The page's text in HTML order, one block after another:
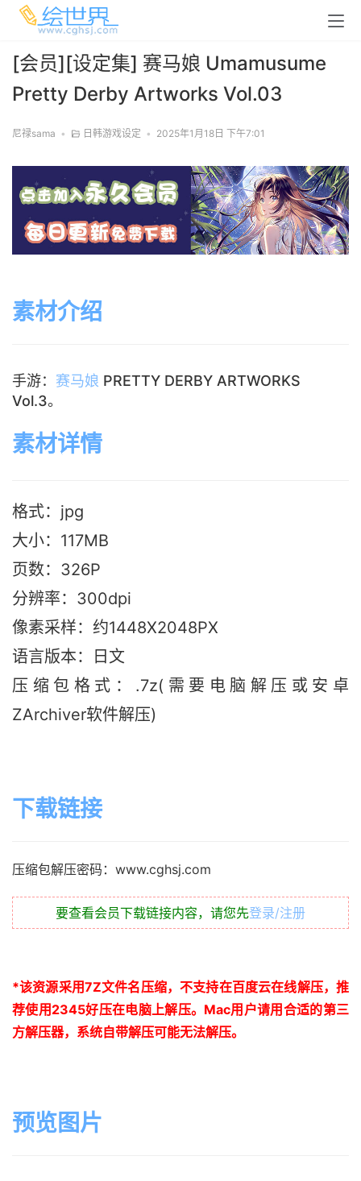
[会员][设定集] 赛马娘 Umamusume
Pretty Derby Artworks Vol.03
尼禄sama • 日韩游戏设定 • 2025年1月18日 下午7:01
素材介绍
手游： 赛马娘 PRETTY DERBY ARTWORKS
Vol.3。
素材详情
格式：jpg
大小：117MB
页数：326P
分辨率：300dpi
像素采样：约1448X2048PX
语言版本：日文
压缩包格式：.7z(需要电脑解压或安卓
ZArchiver软件解压)
下载链接
压缩包解压密码：www.cghsj.com
要查看会员下载链接内容，请您先登录/注册
*该资源采用7Z文件名压缩，不支持在百度云在线解压，推
荐使用2345好压在电脑上解压。 Mac用户请用合适的第三
方解压器，系统自带解压可能无法解压。
预览图片